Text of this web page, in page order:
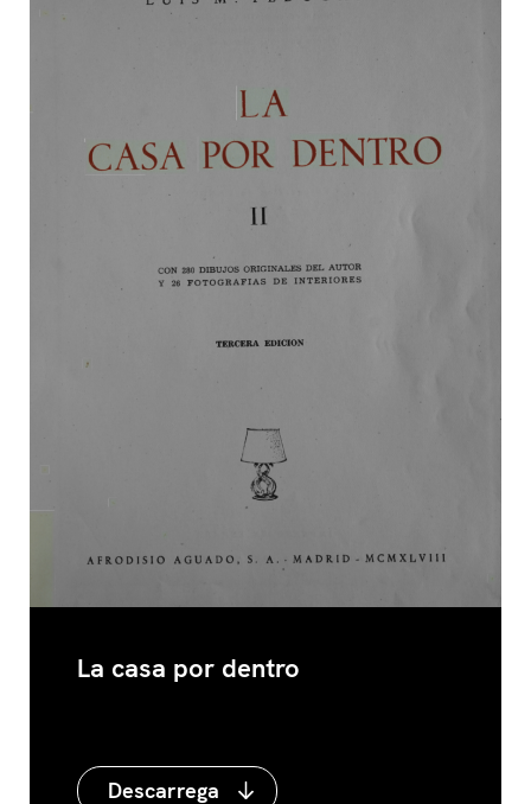
La casa por dentro
Descarrega